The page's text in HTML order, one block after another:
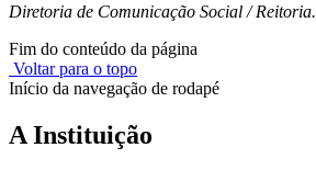
Diretoria de Comunicação Social / Reitoria.
Fim do conteúdo da página
Voltar para o topo
Início da navegação de rodapé
A Instituição